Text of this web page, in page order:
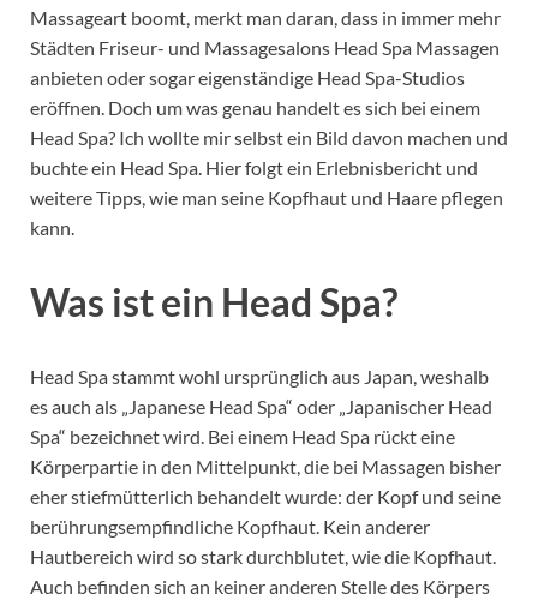
Massageart boomt, merkt man daran, dass in immer mehr
Städten Friseur- und Massagesalons Head Spa Massagen
anbieten oder sogar eigenständige Head Spa-Studios
eröffnen. Doch um was genau handelt es sich bei einem
Head Spa? Ich wollte mir selbst ein Bild davon machen und
buchte ein Head Spa. Hier folgt ein Erlebnisbericht und
weitere Tipps, wie man seine Kopfhaut und Haare pflegen
kann.
Was ist ein Head Spa?
Head Spa stammt wohl ursprünglich aus Japan, weshalb
es auch als „Japanese Head Spa“ oder „Japanischer Head
Spa“ bezeichnet wird. Bei einem Head Spa rückt eine
Körperpartie in den Mittelpunkt, die bei Massagen bisher
eher stiefmütterlich behandelt wurde: der Kopf und seine
berührungsempfindliche Kopfhaut. Kein anderer
Hautbereich wird so stark durchblutet, wie die Kopfhaut.
Auch befinden sich an keiner anderen Stelle des Körpers